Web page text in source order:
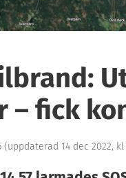
– fick
(uppdaterad 14 dec 2022, kl